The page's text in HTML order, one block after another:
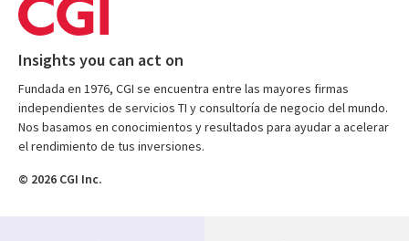
Insights you can act on
Fundada en 1976, CGI se encuentra entre las mayores firmas
independientes de servicios TI y consultoría de negocio del mundo.
Nos basamos en conocimientos y resultados para ayudar a acelerar
el rendimiento de tus inversiones.
© 2026 CGI Inc.